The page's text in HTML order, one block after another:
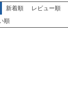
新着順 レビュー順
順